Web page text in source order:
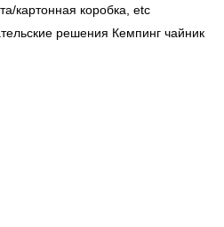
картонная коробка, etc
решения Кемпинг чайник